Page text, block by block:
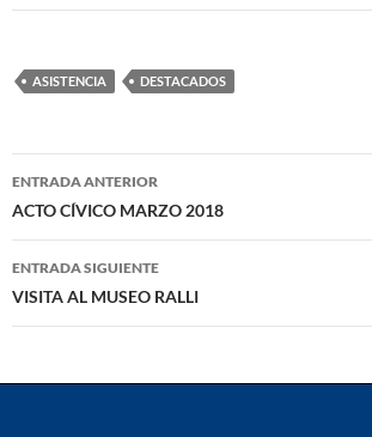
ASISTENCIA DESTACADOS
Navegación
de
entradas
ENTRADA ANTERIOR
ACTO CÍVICO MARZO 2018
ENTRADA SIGUIENTE
VISITA AL MUSEO RALLI